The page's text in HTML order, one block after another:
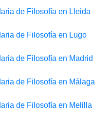
de Filosofía en Lleida
de Filosofía en Lugo
de Filosofía en Madrid
de Filosofía en Málaga
de Filosofía en Melilla